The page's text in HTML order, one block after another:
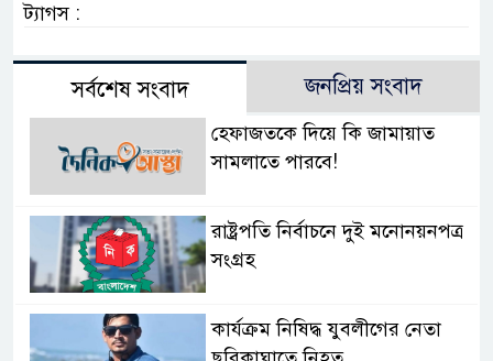
ট্যাগস :
সর্বশেষ সংবাদ জনপ্রিয় সংবাদ
হেফাজতকে দিয়ে কি জামায়াত
সামলাতে পারবে!
রাষ্ট্রপতি নির্বাচনে দুই মনোনয়নপত্র
সংগ্রহ
কার্যক্রম নিষিদ্ধ যুবলীগের নেতা